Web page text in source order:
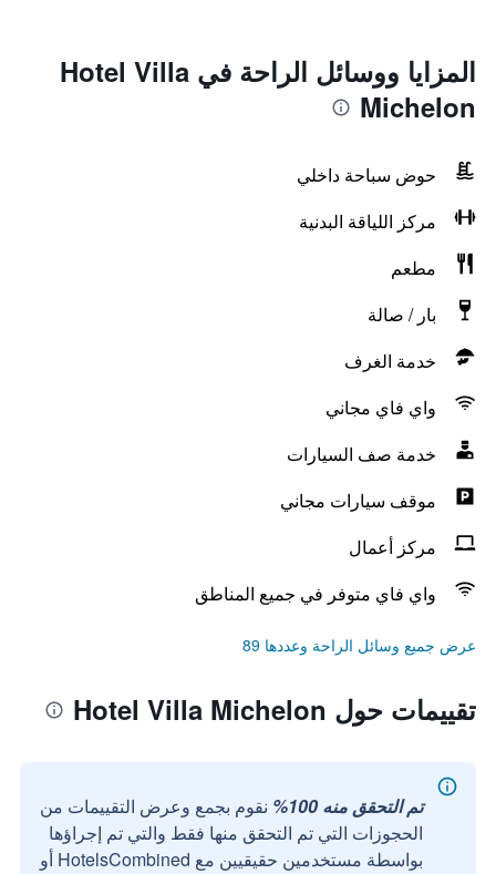
المزايا ووسائل الراحة في Hotel Villa
Michelon
حوض سباحة داخلي
مركز اللياقة البدنية
مطعم
بار / صالة
خدمة الغرف
واي فاي مجاني
خدمة صف السيارات
موقف سيارات مجاني
مركز أعمال
واي فاي متوفر في جميع المناطق
عرض جميع وسائل الراحة وعددها 89
تقييمات حول Hotel Villa Michelon
تم التحقق منه 100%
نقوم بجمع وعرض التقييمات من
الحجوزات التي تم التحقق منها فقط والتي تم إجراؤها
بواسطة مستخدمين حقيقيين مع HotelsCombined أو